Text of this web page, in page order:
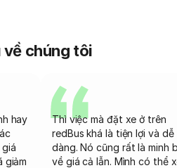
về chúng tôi
hay
giảm
Thì việc mà đặt xe ở trên
redBus khá là tiện lợi và dễ
dàng. Nó cũng rất là minh
về giá cả lẫn. Mình có thể